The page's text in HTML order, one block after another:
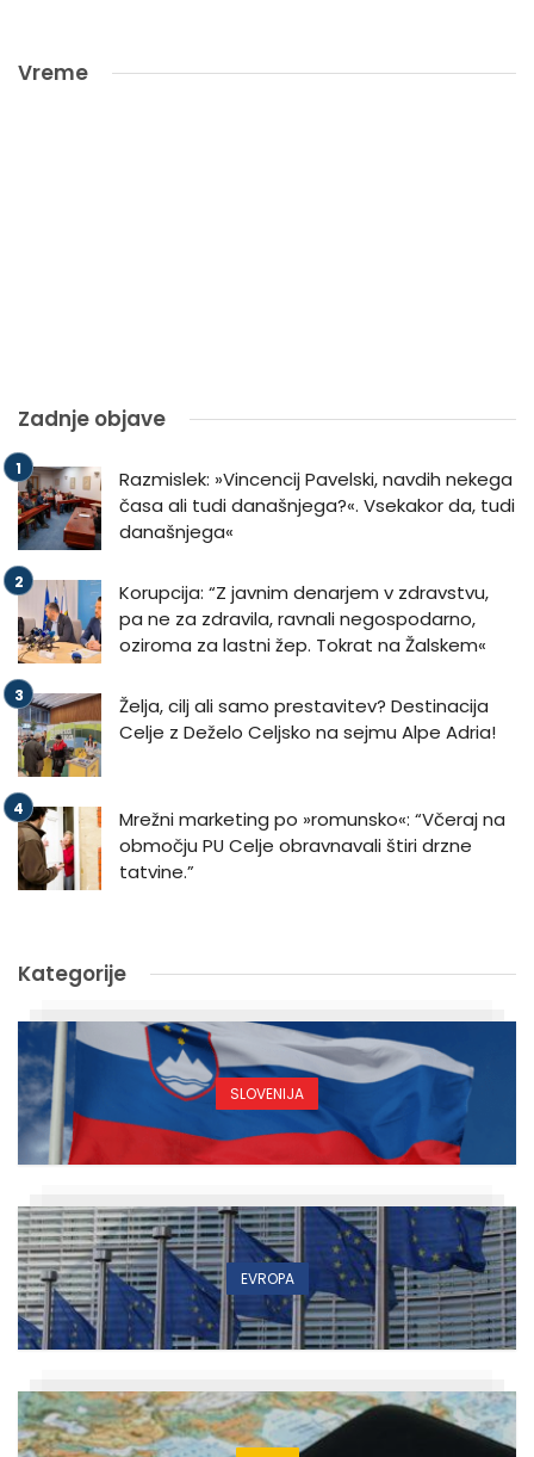
Vreme
Zadnje objave
Razmislek: »Vincencij Pavelski, navdih nekega
časa ali tudi današnjega?«. Vsekakor da, tudi
današnjega«
Korupcija: “Z javnim denarjem v zdravstvu,
pa ne za zdravila, ravnali negospodarno,
oziroma za lastni žep. Tokrat na Žalskem«
Želja, cilj ali samo prestavitev? Destinacija
Celje z Deželo Celjsko na sejmu Alpe Adria!
Mrežni marketing po »romunsko«: “Včeraj na
območju PU Celje obravnavali štiri drzne
tatvine.”
Kategorije
SLOVENIJA
EVROPA